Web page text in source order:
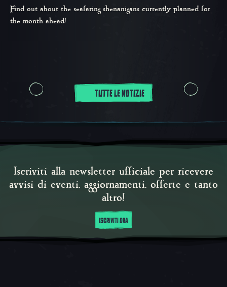
Find out about the seafaring shenanigans currently planned for
the month ahead!
TUTTE LE NOTIZIE
Iscriviti alla newsletter ufficiale per ricevere
avvisi di eventi, aggiornamenti, offerte e tanto
altro!
ISCRIVITI ORA